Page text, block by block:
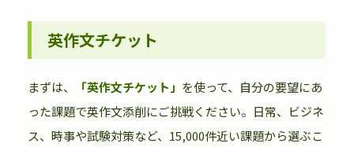
英作文チケット
まずは、 「英作文チケット」 を使って、自分の要望にあ
った課題で英作文添削にご挑戦ください。日常、ビジネ
ス、時事や試験対策など、15,000件近い課題から選ぶこ